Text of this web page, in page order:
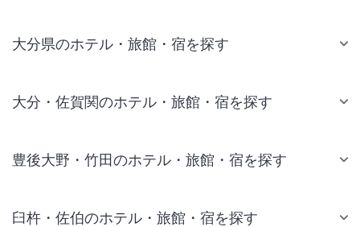
大分県のホテル・旅館・宿を探す
大分・佐賀関のホテル・旅館・宿を探す
豊後大野・竹田のホテル・旅館・宿を探す
臼杵・佐伯のホテル・旅館・宿を探す